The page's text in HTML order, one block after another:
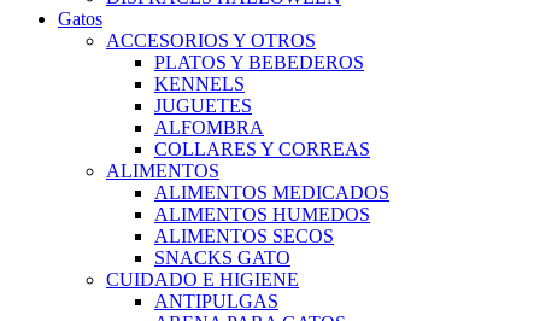
Gatos
ACCESORIOS Y OTROS
PLATOS Y BEBEDEROS
KENNELS
JUGUETES
ALFOMBRA
COLLARES Y CORREAS
ALIMENTOS
ALIMENTOS MEDICADOS
ALIMENTOS HUMEDOS
ALIMENTOS SECOS
SNACKS GATO
CUIDADO E HIGIENE
ANTIPULGAS